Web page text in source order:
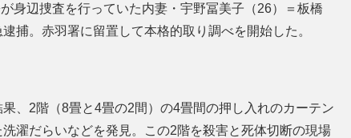
身辺捜査を行っていた内妻・宇野冨美子（26）＝板橋
捕。赤羽署に留置して本格的取り調べを開始した。
、2階（8畳と4畳の2間）の4畳間の押し入れのカーテン
濯だらいなどを発見。この2階を殺害と死体切断の現場